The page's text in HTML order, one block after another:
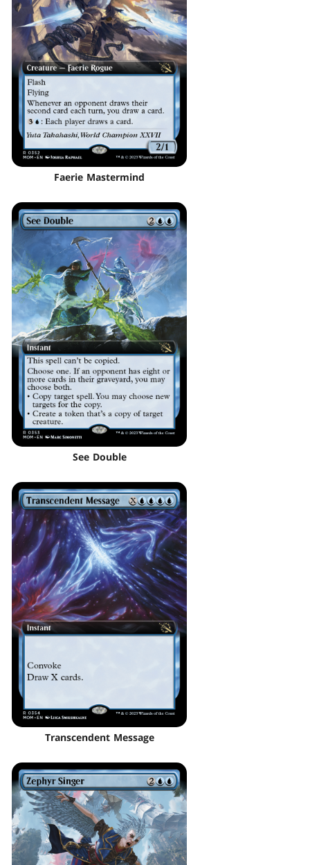
Faerie Mastermind
See Double
Transcendent Message